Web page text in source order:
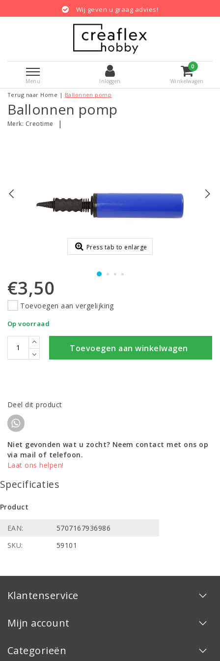
Wij geven u graag advies!
Menu Inloggen
0
Winkelwagen
Terug naar Home | Ballonnen pomp
Ballonnen pomp
Merk: Creotime |
Press tab to enlarge
€3,50
Toevoegen aan vergelijking
Op voorraad
Toevoegen aan winkelwagen
Deel dit product
Niet gevonden wat u zocht? Neem contact met ons op
via mail of telefoon.
Laat ons helpen!
Specificaties
Product
EAN:
5707167936986
SKU:
59101
Klantenservice
Mijn account
Categorieën